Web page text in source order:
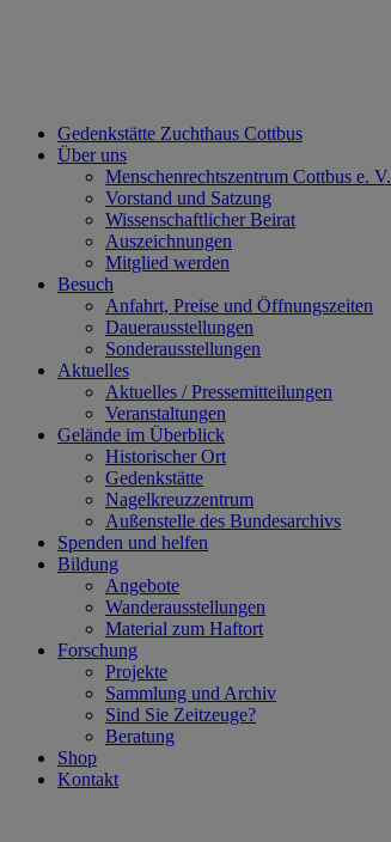
Gedenkstätte Zuchthaus Cottbus
Über uns
Menschenrechtszentrum Cottbus e. V.
Vorstand und Satzung
Wissenschaftlicher Beirat
Auszeichnungen
Mitglied werden
Besuch
Anfahrt, Preise und Öffnungszeiten
Dauerausstellungen
Sonderausstellungen
Aktuelles
Aktuelles / Pressemitteilungen
Veranstaltungen
Gelände im Überblick
Historischer Ort
Gedenkstätte
Nagelkreuzzentrum
Außenstelle des Bundesarchivs
Spenden und helfen
Bildung
Angebote
Wanderausstellungen
Material zum Haftort
Forschung
Projekte
Sammlung und Archiv
Sind Sie Zeitzeuge?
Beratung
Shop
Kontakt